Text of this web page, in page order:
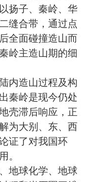
扬子、秦岭、华
缝合带，通过点
全面碰撞造山而
岭主造山期的细
内造山过程及构
秦岭是现今仍处
壳滞后响应，正
为大别、东、西
证了对我国环
。
地球化学、地球